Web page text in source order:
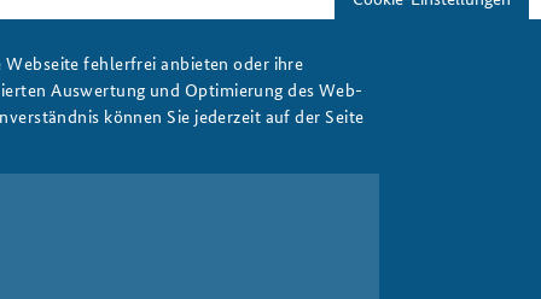
Webseite fehlerfrei anbieten oder ihre
Auswertung und Optimierung des Web-
können Sie jederzeit auf der Seite